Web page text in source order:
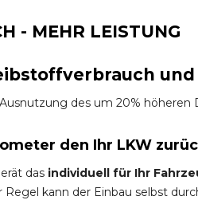
- MEHR LEISTUNG
des um 20%
den Ihr LKW
das individuell für Ihr
kann der Einbau selbst